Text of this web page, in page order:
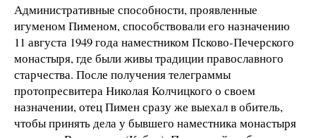
Административные способности, проявленные
игуменом Пименом, способствовали его назначению
11 августа 1949 года наместником Псково-Печерского
монастыря, где были живы традиции православного
старчества. После получения телеграммы
протопресвитера Николая Колчицкого о своем
назначении, отец Пимен сразу же выехал в обитель,
чтобы принять дела у бывшего наместника монастыря